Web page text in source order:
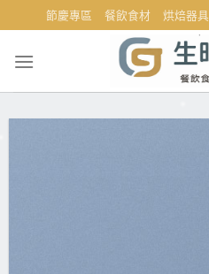
to
content
節慶專區 餐飲食材 烘焙器具